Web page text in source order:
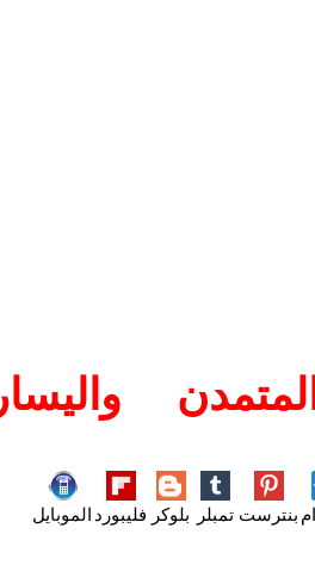
واليسار
بنترست تمبلر بلوكر فليبورد الموبايل